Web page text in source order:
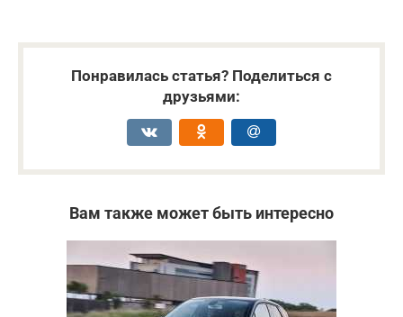
Понравилась статья? Поделиться с
друзьями:
Вам также может быть интересно